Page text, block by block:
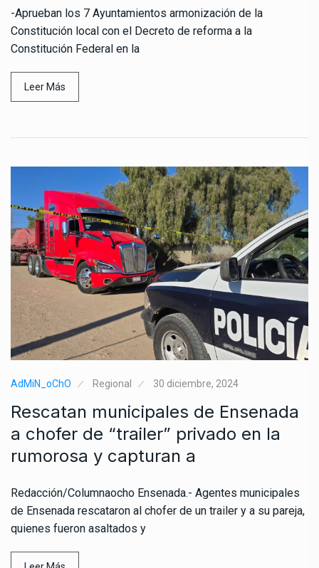
-Aprueban los 7 Ayuntamientos armonización de la
Constitución local con el Decreto de reforma a la
Constitución Federal en la
Leer Más
AdMiN_oChO Regional 30 diciembre, 2024
Rescatan municipales de Ensenada
a chofer de “trailer” privado en la
rumorosa y capturan a
Redacción/Columnaocho Ensenada.- Agentes municipales
de Ensenada rescataron al chofer de un trailer y a su pareja,
quienes fueron asaltados y